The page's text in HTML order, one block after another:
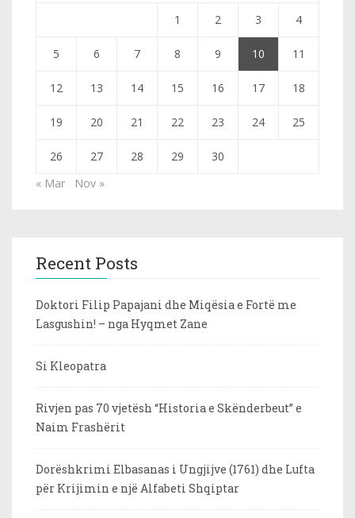
1 2 3 4
5 6 7 8 9 10 11
12 13 14 15 16 17 18
19 20 21 22 23 24 25
26 27 28 29
30
« Mar
Nov »
Recent Posts
Doktori Filip Papajani dhe Miqësia e Fortë me
Lasgushin! – nga Hyqmet Zane
Si Kleopatra
Rivjen pas 70 vjetësh “Historia e Skënderbeut” e
Naim Frashërit
Dorëshkrimi Elbasanas i Ungjijve (1761) dhe Lufta
për Krijimin e një Alfabeti Shqiptar